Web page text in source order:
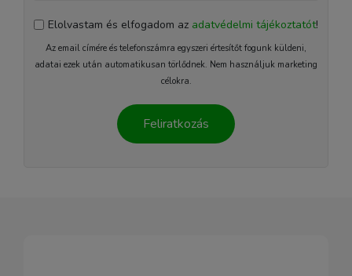
Elolvastam és elfogadom az adatvédelmi tájékoztatót!
Az email címére és telefonszámra egyszeri értesítőt fogunk küldeni,
adatai ezek után automatikusan törlődnek. Nem használjuk marketing
célokra.
Feliratkozás